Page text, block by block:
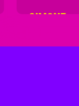
SIMONE